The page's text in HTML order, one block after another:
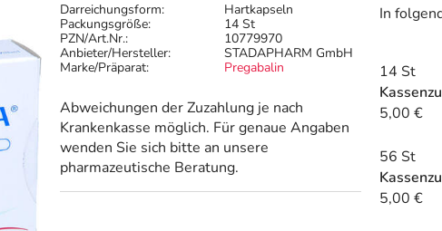
Darreichungsform:
Hartkapseln
Packungsgröße:
14 St
PZN/Art.Nr.:
10779970
Anbieter/Hersteller:
STADAPHARM GmbH
Marke/Präparat:
Pregabalin
Abweichungen der Zuzahlung je nach
Krankenkasse möglich. Für genaue Angaben
wenden Sie sich bitte an unsere
pharmazeutische Beratung.
In
14 St
5,00 €
56 St
5,00 €